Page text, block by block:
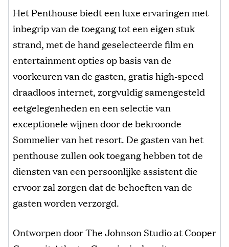
Het Penthouse biedt een luxe ervaringen met
inbegrip van de toegang tot een eigen stuk
strand, met de hand geselecteerde film en
entertainment opties op basis van de
voorkeuren van de gasten, gratis high-speed
draadloos internet, zorgvuldig samengesteld
eetgelegenheden en een selectie van
exceptionele wijnen door de bekroonde
Sommelier van het resort. De gasten van het
penthouse zullen ook toegang hebben tot de
diensten van een persoonlijke assistent die
ervoor zal zorgen dat de behoeften van de
gasten worden verzorgd.
Ontworpen door The Johnson Studio at Cooper